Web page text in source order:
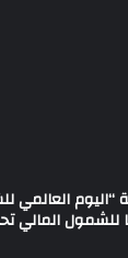
العالمي
المالي